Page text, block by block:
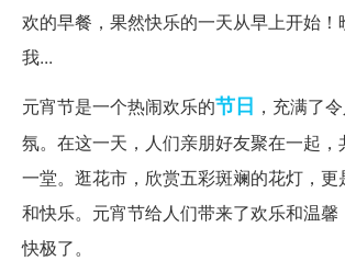
欢的早餐，果然快乐的一天从早上开始！
我...
元宵节是一个热闹欢乐的节日 ，充满了
氛。在这一天，人们亲朋好友聚在一起，
一堂。逛花市，欣赏五彩斑斓的花灯，
和快乐。元宵节给人们带来了欢乐和温馨
快极了。